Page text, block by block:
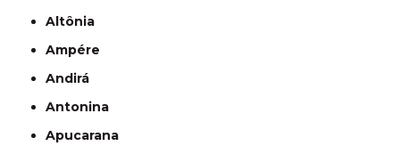
Altônia
Ampére
Andirá
Antonina
Apucarana